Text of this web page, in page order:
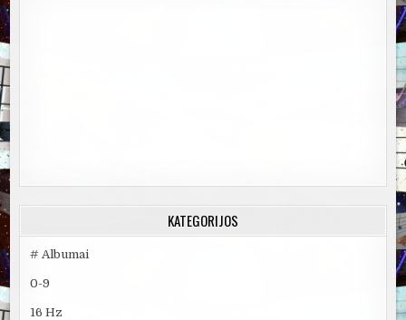
KATEGORIJOS
# Albumai
0-9
16 Hz